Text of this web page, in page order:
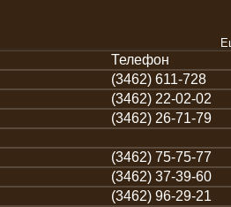
Телефон
(3462) 611-728
(3462) 22-02-02
(3462) 26-71-79
(3462) 75-75-77
(3462) 37-39-60
(3462) 96-29-21